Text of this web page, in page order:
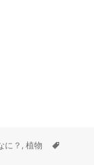
に？ ,植物